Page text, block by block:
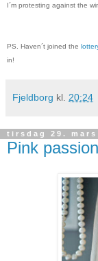
I´m protesting against the
PS. Haven´t joined the
in!
Fjeldborg kl. 20:24
tirsdag 29. mars
Pink passion